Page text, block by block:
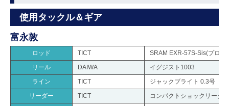
使用タックル＆ギア
富永敦
ロッド TICT
SRAM EXR-57S-Sis(プロト
リール
DAIWA
イグジスト1003
ライン
TICT
ジャックブライト 0.3号
リーダー
TICT
コンパクトショックリーダ